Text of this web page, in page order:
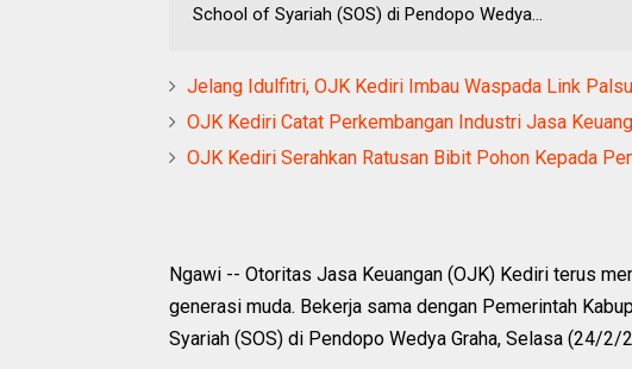
School of Syariah (SOS) di Pendopo Wedya...
Jelang Idulfitri, OJK Kediri Imbau Waspada Link
OJK Kediri Catat Perkembangan Industri Jasa
OJK Kediri Serahkan Ratusan Bibit Pohon Kepada
Ngawi -- Otoritas Jasa Keuangan (OJK) Kediri terus
generasi muda. Bekerja sama dengan Pemerintah
Syariah (SOS) di Pendopo Wedya Graha, Selasa (24/2/